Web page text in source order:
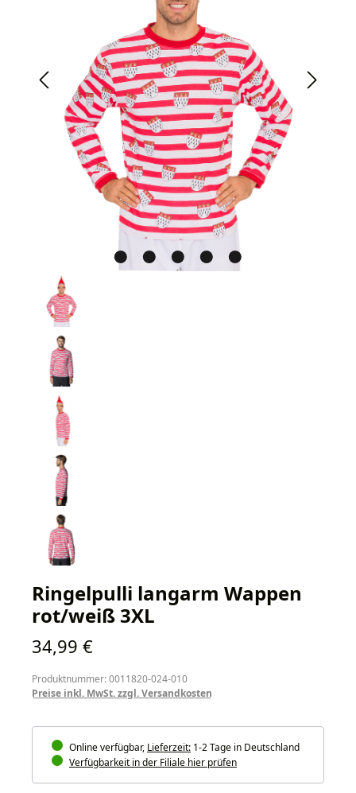
Ringelpulli langarm Wappen
rot/weiß 3XL
Regulärer Preis:
34,99 €
Produktnummer: 0011820-024-010
Preise inkl. MwSt. zzgl. Versandkosten
Online verfügbar, Lieferzeit: 1-2 Tage in Deutschland
Verfügbarkeit in der Filiale hier prüfen